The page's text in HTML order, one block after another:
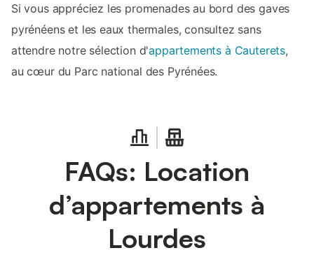
Si vous appréciez les promenades au bord des gaves
pyrénéens et les eaux thermales, consultez sans
attendre notre sélection d'appartements à Cauterets,
au cœur du Parc national des Pyrénées.
FAQs: Location
d’appartements à
Lourdes